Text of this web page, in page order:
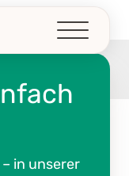
in unserer